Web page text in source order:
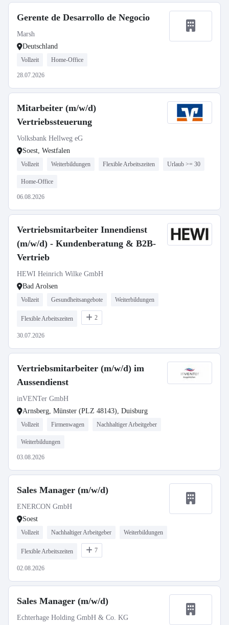
Gerente de Desarrollo de Negocio
Marsh
Deutschland
Vollzeit Home-Office
28.07.2026
Mitarbeiter (m/w/d)
Vertriebssteuerung
Volksbank Hellweg eG
Soest, Westfalen
Vollzeit Weiterbildungen Flexible Arbeitszeiten Urlaub >= 30
Home-Office
06.08.2026
Vertriebsmitarbeiter Innendienst
(m/w/d) - Kundenberatung & B2B-
Vertrieb
HEWI Heinrich Wilke GmbH
Bad Arolsen
Vollzeit Gesundheitsangebote Weiterbildungen
Flexible Arbeitszeiten 2
30.07.2026
Vertriebsmitarbeiter (m/w/d) im
Aussendienst
inVENTer GmbH
Arnsberg, Münster (PLZ 48143), Duisburg
Vollzeit Firmenwagen Nachhaltiger Arbeitgeber
Weiterbildungen
03.08.2026
Sales Manager (m/w/d)
ENERCON GmbH
Soest
Vollzeit Nachhaltiger Arbeitgeber Weiterbildungen
Flexible Arbeitszeiten 7
02.08.2026
Sales Manager (m/w/d)
Echterhage Holding GmbH & Co. KG